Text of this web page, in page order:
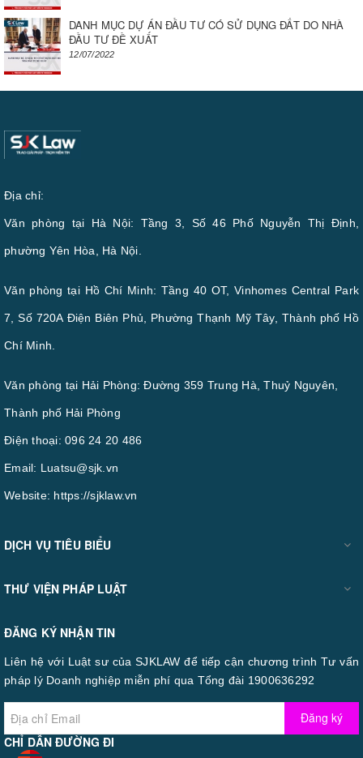
DANH MỤC DỰ ÁN ĐẦU TƯ CÓ SỬ DỤNG ĐẤT DO NHÀ
ĐẦU TƯ ĐỀ XUẤT
12/07/2022
Địa chỉ:
Văn phòng tại Hà Nội: Tầng 3, Số 46 Phố Nguyễn Thị Định,
phường Yên Hòa, Hà Nội.
Văn phòng tại Hồ Chí Minh: Tầng 40 OT, Vinhomes Central Park
7, Số 720A Điện Biên Phủ, Phường Thạnh Mỹ Tây, Thành phố Hồ
Chí Minh.
Văn phòng tại Hải Phòng: Đường 359 Trung Hà, Thuỷ Nguyên,
Thành phố Hải Phòng
Điện thoại: 096 24 20 486
Email: Luatsu@sjk.vn
Website: https://sjklaw.vn
DỊCH VỤ TIÊU BIỂU
THƯ VIỆN PHÁP LUẬT
ĐĂNG KÝ NHẬN TIN
Liên hệ với Luật sư của SJKLAW để tiếp cận chương trình Tư vấn
pháp lý Doanh nghiệp miễn phí qua Tổng đài 1900636292
Đăng ký
CHỈ DẪN ĐƯỜNG ĐI